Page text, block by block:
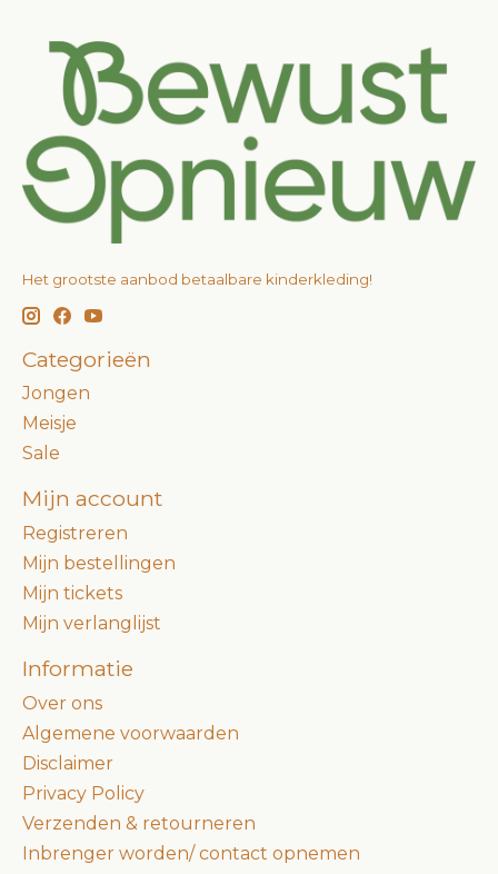
Het grootste aanbod betaalbare kinderkleding!
Categorieën
Jongen
Meisje
Sale
Mijn account
Registreren
Mijn bestellingen
Mijn tickets
Mijn verlanglijst
Informatie
Over ons
Algemene voorwaarden
Disclaimer
Privacy Policy
Verzenden & retourneren
Inbrenger worden/ contact opnemen